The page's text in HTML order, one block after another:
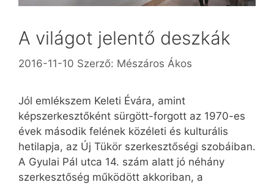
A világot jelentő deszkák
2016-11-10 Szerző: Mészáros Ákos
Jól emlékszem Keleti Évára, amint
képszerkesztőként sürgött-forgott az 1970-es
évek második felének közéleti és kulturális
hetilapja, az Új Tükör szerkesztőségi szobáiban.
A Gyulai Pál utca 14. szám alatt jó néhány
szerkesztőség működött akkoriban, a